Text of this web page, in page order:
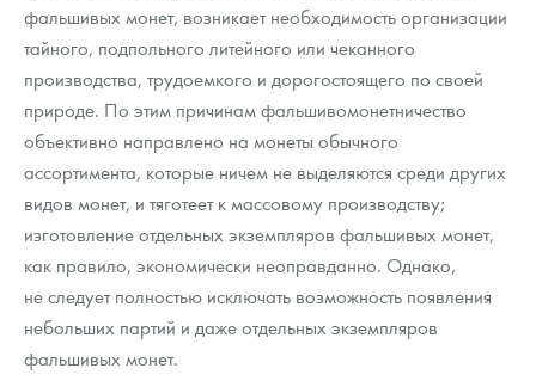
фальшивых монет, возникает необходимость организации
тайного, подпольного литейного или чеканного
производства, трудоемкого и дорогостоящего по своей
природе. По этим причинам фальшивомонетничество
объективно направлено на монеты обычного
ассортимента, которые ничем не выделяются среди других
видов монет, и тяготеет к массовому производству;
изготовление отдельных экземпляров фальшивых монет,
как правило, экономически неоправданно. Однако,
не следует полностью исключать возможность появления
небольших партий и даже отдельных экземпляров
фальшивых монет.